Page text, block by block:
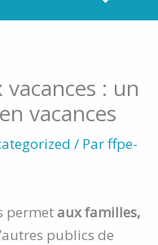
vacances : un
vacances
/ Parffpe-
permetaux familles,
publics de